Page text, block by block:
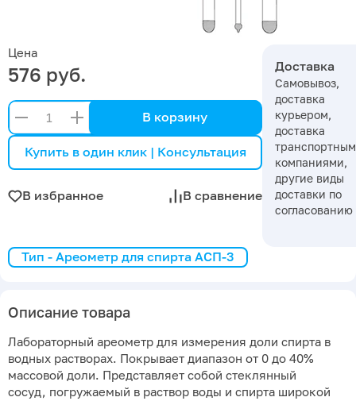
Цена
576 руб.
В корзину
Купить в один клик | Консультация
В избранное В сравнение
Доставка
Самовывоз,
доставка
курьером,
доставка
компаниями,
другие виды
доставки по
согласованию
Тип - Ареометр для спирта АСП-3
Описание товара
Лабораторный ареометр для измерения доли спирта в
водных растворах. Покрывает диапазон от 0 до 40%
массовой доли. Представляет собой стеклянный
сосуд, погружаемый в раствор воды и спирта широкой